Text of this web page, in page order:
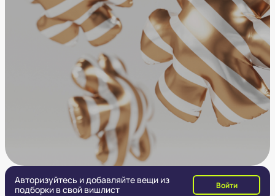
Авторизуйтесь и добавляйте вещи из
подборки в свой вишлист
Войти